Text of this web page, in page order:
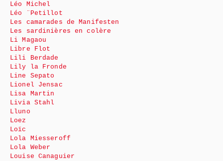
Léo Michel
Léo ¨Petillot
Les camarades de Manifesten
Les sardinières en colère
Li Magaou
Libre Flot
Lili Berdade
Lily la Fronde
Line Sepato
Lionel Jensac
Lisa Martin
Livia Stahl
Lluno
Loez
Loïc
Lola Miesseroff
Lola Weber
Louise Canaguier